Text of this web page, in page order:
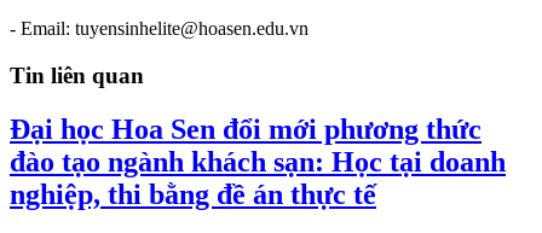
- Email: tuyensinhelite@hoasen.edu.vn
Tin liên quan
Đại học Hoa Sen đổi mới phương thức
đào tạo ngành khách sạn: Học tại doanh
nghiệp, thi bằng đề án thực tế